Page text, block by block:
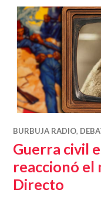
BURBUJA RADIO,
Guerra civil
reaccionó el
Directo